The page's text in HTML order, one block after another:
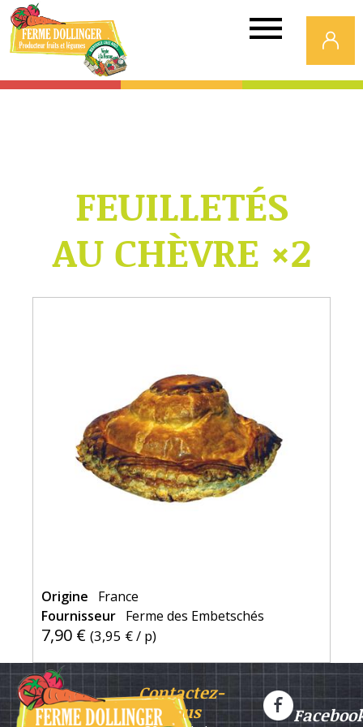
FEUILLETÉS
AU CHÈVRE ×2
Origine
France
Fournisseur Ferme des Embetschés
7,90 € (3,95 €/ p)
Contactez-
nous